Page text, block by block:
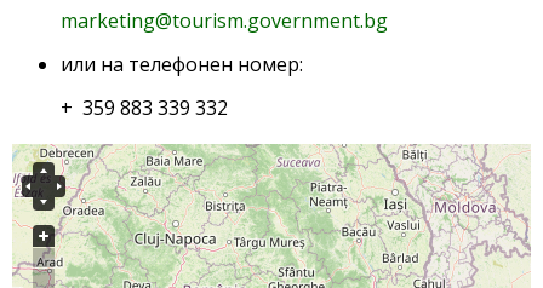
marketing@tourism.government.bg
или на телефонен номер:
+ 359 883 339 332